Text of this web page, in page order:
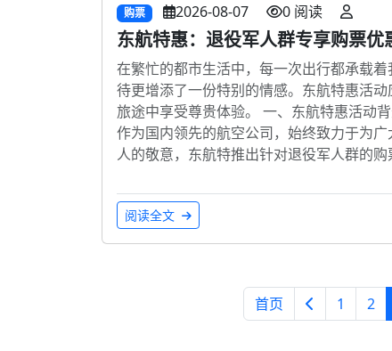
购票 2026-08-07 0 阅读
东航特惠：退役军人群专享购票
在繁忙的都市生活中，每一次出行都承载
待更增添了一份特别的情感。东航特惠活
旅途中享受尊贵体验。 一、东航特惠活动
作为国内领先的航空公司，始终致力于为
人的敬意，东航特推出针对退役军人群的购
阅读全文
首页 1 2